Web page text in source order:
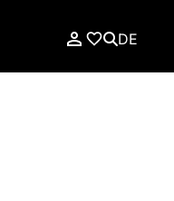
DE